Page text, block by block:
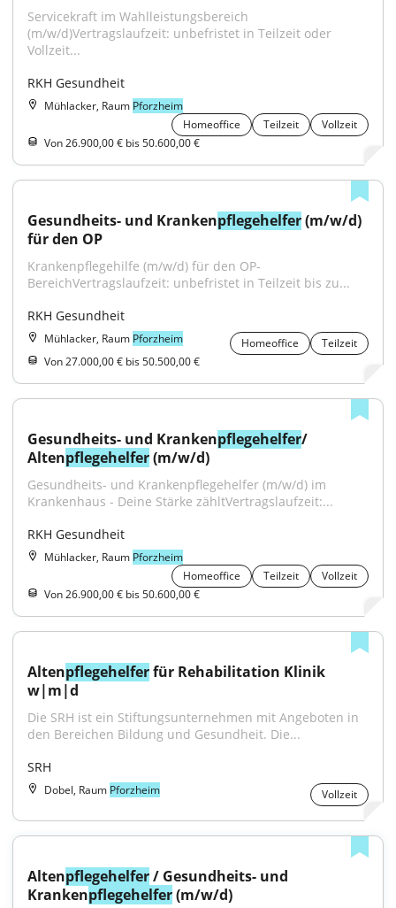
Servicekraft im Wahlleistungsbereich
(m/w/d)Vertragslaufzeit: unbefristet in Teilzeit oder
Vollzeit...
RKH Gesundheit
Mühlacker, Raum Pforzheim
Homeoffice
Teilzeit
Vollzeit
Von 26.900,00 € bis 50.600,00 €
Gesundheits- und Krankenpflegehelfer (m/w/d)
für den OP
Krankenpflegehilfe (m/w/d) für den OP-
BereichVertragslaufzeit: unbefristet in Teilzeit bis zu...
RKH Gesundheit
Mühlacker, Raum Pforzheim Homeoffice
Teilzeit
Von 27.000,00 € bis 50.500,00 €
Gesundheits- und Krankenpflegehelfer/
Altenpflegehelfer (m/w/d)
Gesundheits- und Krankenpflegehelfer (m/w/d) im
Krankenhaus - Deine Stärke zähltVertragslaufzeit:...
RKH Gesundheit
Mühlacker, Raum Pforzheim
Homeoffice
Teilzeit
Vollzeit
Von 26.900,00 € bis 50.600,00 €
Altenpflegehelfer für Rehabilitation Klinik
w|m|d
Die SRH ist ein Stiftungsunternehmen mit Angeboten in
den Bereichen Bildung und Gesundheit. Die...
SRH
Dobel, Raum Pforzheim Vollzeit
Altenpflegehelfer / Gesundheits- und
Krankenpflegehelfer (m/w/d)